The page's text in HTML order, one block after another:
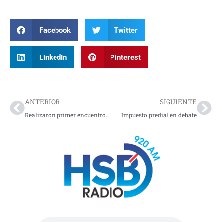
Facebook Twitter
LinkedIn Pinterest
ANTERIOR
Realizaron primer encuentro de rectores en Ipiales
SIGUIENTE
Impuesto predial en debate